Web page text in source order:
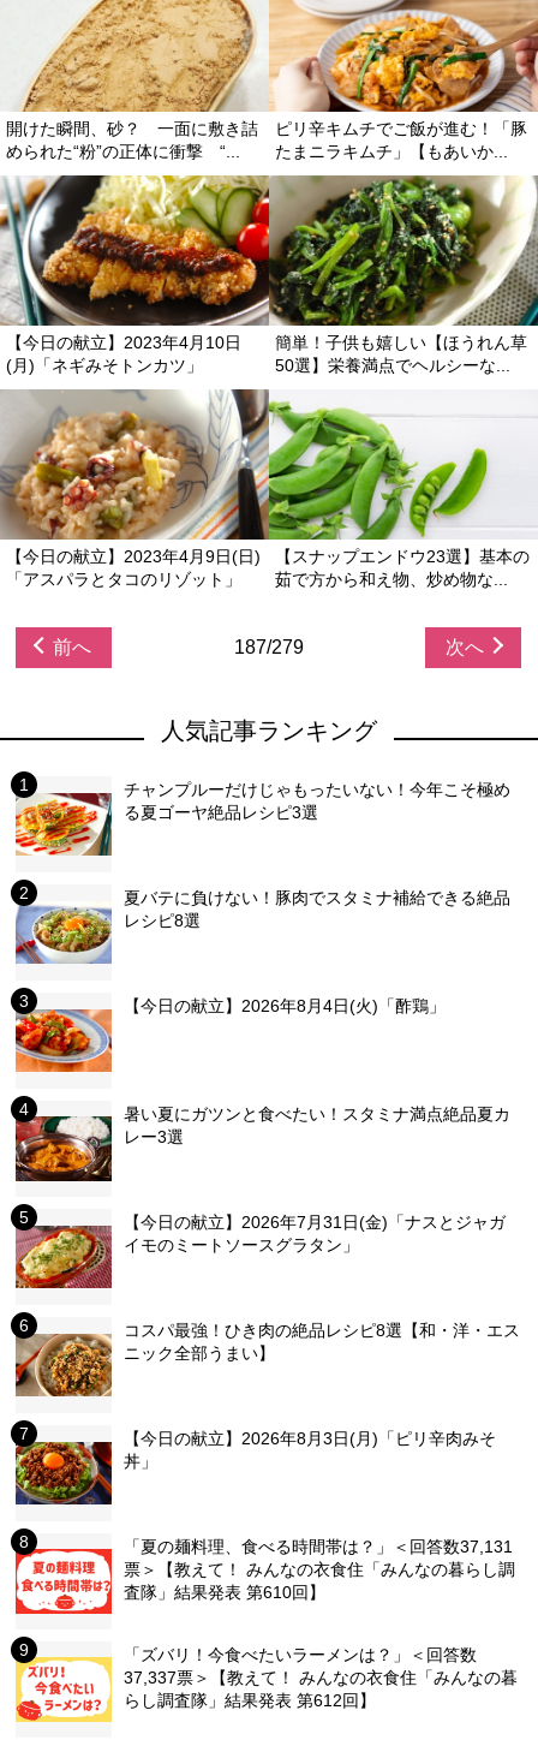
開けた瞬間、砂？ 一面に敷き詰
められた“粉”の正体に衝撃 “...
ピリ辛キムチでご飯が進む！「豚
たまニラキムチ」【もあいか...
【今日の献立】2023年4月10日
(月)「ネギみそトンカツ」
簡単！子供も嬉しい【ほうれん草
50選】栄養満点でヘルシーな...
【今日の献立】2023年4月9日(日)
「アスパラとタコのリゾット」
【スナップエンドウ23選】基本の
茹で方から和え物、炒め物な...
前へ 187/279 次へ
人気記事ランキング
チャンプルーだけじゃもったいない！今年こそ極め
る夏ゴーヤ絶品レシピ3選
夏バテに負けない！豚肉でスタミナ補給できる絶品
レシピ8選
【今日の献立】2026年8月4日(火)「酢鶏」
暑い夏にガツンと食べたい！スタミナ満点絶品夏カ
レー3選
【今日の献立】2026年7月31日(金)「ナスとジャガ
イモのミートソースグラタン」
コスパ最強！ひき肉の絶品レシピ8選【和・洋・エス
ニック全部うまい】
【今日の献立】2026年8月3日(月)「ピリ辛肉みそ
丼」
「夏の麺料理、食べる時間帯は？」＜回答数37,131
票＞【教えて！ みんなの衣食住「みんなの暮らし調
査隊」結果発表 第610回】
「ズバリ！今食べたいラーメンは？」＜回答数
37,337票＞【教えて！ みんなの衣食住「みんなの暮
らし調査隊」結果発表 第612回】